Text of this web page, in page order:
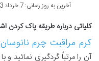
آخرین به روز رسانی: 7 خرداد 1403
کلیاتی درباره طریقه پاک کردن
کرم مراقبت چرم نانوسان
آن را مرتباً گردگیری نمائید